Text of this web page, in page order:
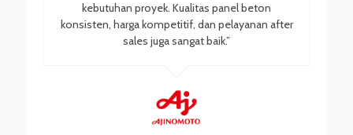
kebutuhan proyek. Kualitas panel beton
konsisten, harga kompetitif, dan pelayanan after
sales juga sangat baik.”